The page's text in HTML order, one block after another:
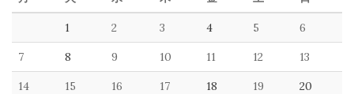
1 2 3 4 5 6
7 8 9 10 11 12 13
14 15 16 17 18 19 20